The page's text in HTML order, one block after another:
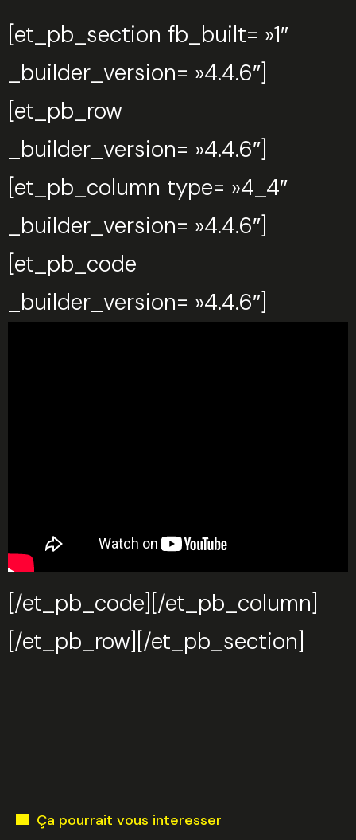
[et_pb_section fb_built= »1″
_builder_version= »4.4.6″]
[et_pb_row
_builder_version= »4.4.6″]
[et_pb_column type= »4_4″
_builder_version= »4.4.6″]
[et_pb_code
_builder_version= »4.4.6″]
[/et_pb_code][/et_pb_column]
[/et_pb_row][/et_pb_section]
Ça pourrait vous interesser